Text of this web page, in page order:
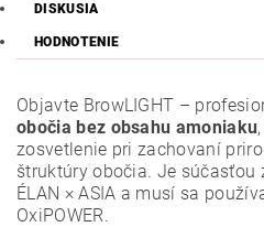
DISKUSIA
HODNOTENIE
Objavte BrowLIGHT –
obočia bez obsahu amoniaku
zosvetlenie pri zachovaní
štruktúry obočia. Je súčasťou
ÉLAN × ASIA a musí sa
OxiPOWER.